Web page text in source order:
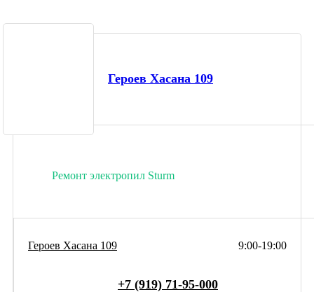
Героев Хасана 109
Ремонт электропил Sturm
9:00-19:00
Героев Хасана 109
+7 (919) 71-95-000